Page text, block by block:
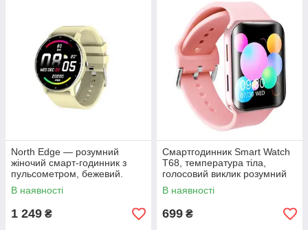
North Edge — розумний
жіночий смарт-годинник з
пульсометром, бежевий.
В наявності
1 249 ₴
Смартгодинник Smart Watch
T68, температура тіла,
голосовий виклик розумний
годинник, колір pink
В наявності
699 ₴